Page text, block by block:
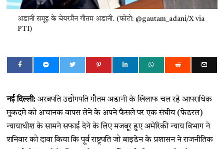
अडानी समूह के चेयरमैन गौतम अडानी. (फोटो: @gautam_adani/X via
PTI)
नई दिल्ली: अरबपति उद्योगपति गौतम अडानी के खिलाफ चल रहे आपराधिक
मुकदमे को अचानक वापस लेने के अपने फैसले पर एक संघीय (फेडरल)
न्यायाधीश के सामने सफाई देने के लिए मजबूर हुए अमेरिकी न्याय विभाग ने
शनिवार को दावा किया कि पूर्व राष्ट्रपति जो बाइडेन के प्रशासन ने राजनीतिक